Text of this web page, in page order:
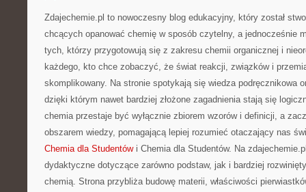
Zdajechemie.pl to nowoczesny blog edukacyjny, który został
chcących opanować chemię w sposób czytelny, a jednocześnie
tych, którzy przygotowują się z zakresu chemii organicznej i
każdego, kto chce zobaczyć, że świat reakcji, związków i
skomplikowany. Na stronie spotykają się wiedza podręcznikowa
dzięki którym nawet bardziej złożone zagadnienia stają się
chemia przestaje być wyłącznie zbiorem wzorów i definicji, a
obszarem wiedzy, pomagającą lepiej rozumieć otaczający nas
Chemia dla Studentówi Chemia dla Studentów. Na
dydaktyczne dotyczące zarówno podstaw, jak i bardziej
chemią. Strona przybliża budowę materii, właściwości